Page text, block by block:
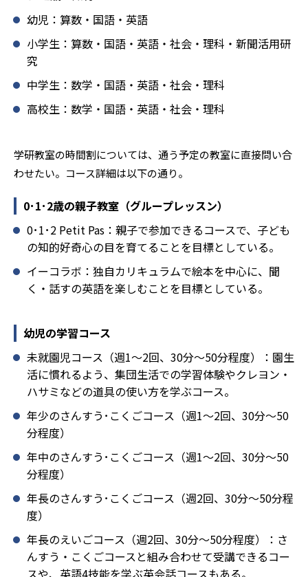
でのあいさつ」「くつ・かばんの整とん」といったしつけ
面の指導も実施し、全人的な教育に取り組んでいる点も、
メリットと言えるだろう。
学研教室のデメリットとしては、基礎をより重視している
分、生徒によっては物足りなく感じる可能性がある点だろ
幼児：算数・国語・英語
小学生：算数・国語・英語・社会・理科・新聞活用研
究
中学生：数学・国語・英語・社会・理科
高校生：数学・国語・英語・社会・理科
学研教室の時間割については、通う予定の教室に直接問い合
わせたい。コース詳細は以下の通り。
0･1･2歳の親子教室（グループレッスン）
0･1･2 Petit Pas：親子で参加できるコースで、子ども
の知的好奇心の目を育てることを目標としている。
イーコラボ：独自カリキュラムで絵本を中心に、聞
く・話すの英語を楽しむことを目標としている。
幼児の学習コース
未就園児コース（週1～2回、30分～50分程度）：園生
活に慣れるよう、集団生活での学習体験やクレヨン・
ハサミなどの道具の使い方を学ぶコース。
年少のさんすう･こくごコース（週1～2回、30分～50
分程度）
年中のさんすう･こくごコース（週1～2回、30分～50
分程度）
年長のさんすう･こくごコース（週2回、30分～50分程
度）
年長のえいごコース（週2回、30分～50分程度）：さ
んすう・こくごコースと組み合わせて受講できるコー
スや、英語4技能を学ぶ英会話コースもある。